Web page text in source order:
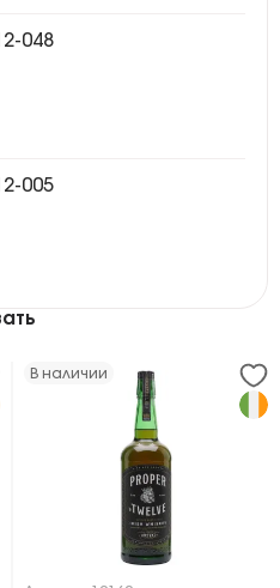
048
005
В наличии